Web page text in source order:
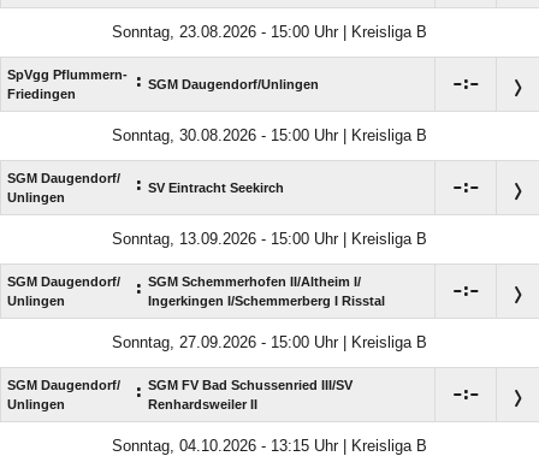
Sonntag, 23.08.2026 - 15:00 Uhr | Kreisliga B
SpVgg Pflummern-
Friedingen
: SGM Daugendorf/​Unlingen :
Sonntag, 30.08.2026 - 15:00 Uhr | Kreisliga B
SGM Daugendorf/​
Unlingen
: SV Eintracht Seekirch :
Sonntag, 13.09.2026 - 15:00 Uhr | Kreisliga B
SGM Daugendorf/​
Unlingen
: SGM Schemmerhofen II/​Altheim I/​
Ingerkingen I/​Schemmerberg I Risstal
:
Sonntag, 27.09.2026 - 15:00 Uhr | Kreisliga B
SGM Daugendorf/​
Unlingen
: SGM FV Bad Schussenried III/​SV
Renhardsweiler II
:
Sonntag, 04.10.2026 - 13:15 Uhr | Kreisliga B